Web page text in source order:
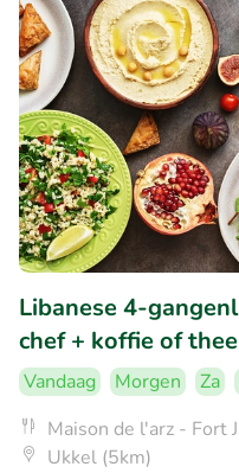
Libanese 4-
chef + koffie of
Vandaag Morgen Za
Maison de l'arz - Fort
Ukkel (5km)